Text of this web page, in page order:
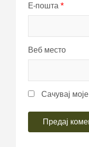
Е-пошта *
Веб место
Сачувај